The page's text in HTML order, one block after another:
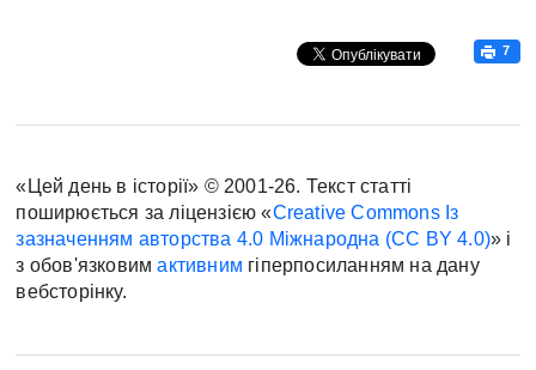
7
«Цей день в історії» © 2001-26. Текст статті
поширюється за ліцензією «Creative Commons Із
зазначенням авторства 4.0 Міжнародна (CC BY 4.0)» і
з обов'язковимактивним гіперпосиланням на дану
вебсторінку.